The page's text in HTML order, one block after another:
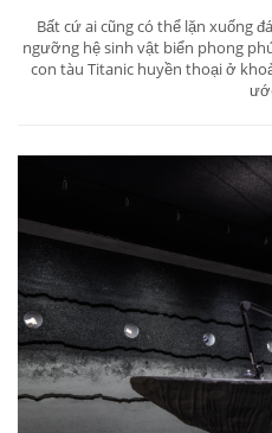
Bất cứ ai cũng có thể lặn xuống
ngưỡng hệ sinh vật biển phong
con tàu Titanic huyền thoại ở